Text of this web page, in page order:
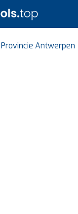
Antwerpen